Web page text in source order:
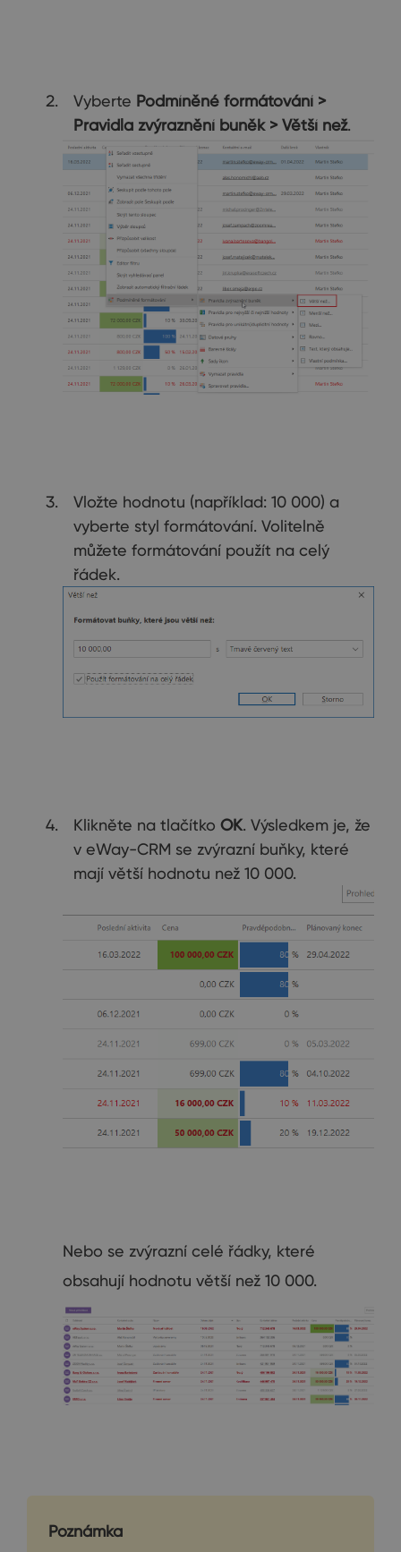
Vyberte Podmíněné formátování >
Pravidla zvýraznění buněk > Větší než.
Vložte hodnotu (například: 10 000) a
vyberte styl formátování. Volitelně
můžete formátování použít na celý
řádek.
Klikněte na tlačítko OK. Výsledkem je, že
v eWay-CRM se zvýrazní buňky, které
mají větší hodnotu než 10 000.
Nebo se zvýrazní celé řádky, které
obsahují hodnotu větší než 10 000.
Poznámka